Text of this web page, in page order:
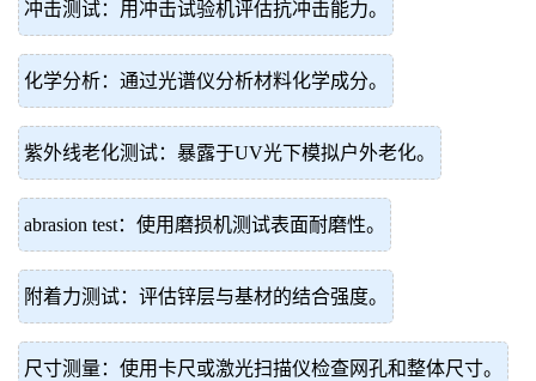
冲击测试：用冲击试验机评估抗冲击能力。
化学分析：通过光谱仪分析材料化学成分。
紫外线老化测试：暴露于UV光下模拟户外老化。
abrasion test：使用磨损机测试表面耐磨性。
附着力测试：评估锌层与基材的结合强度。
尺寸测量：使用卡尺或激光扫描仪检查网孔和整体尺寸。